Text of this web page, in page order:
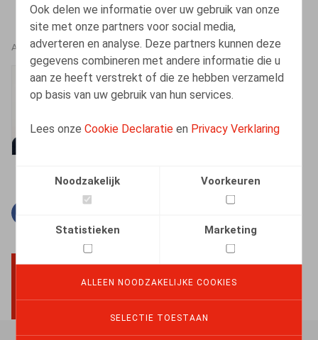
Ook delen we informatie over uw gebruik van onze
site met onze partners voor social media,
adverteren en analyse. Deze partners kunnen deze
gegevens combineren met andere informatie die u
aan ze heeft verstrekt of die ze hebben verzameld
op basis van uw gebruik van hun services.
Lees onzeCookie Declaratie en Privacy Verklaring
Noodzakelijk Voorkeuren
Statistieken Marketing
ALLEEN NOODZAKELIJKE COOKIES
SELECTIE TOESTAAN
AUTEURS
Kenny Decruyenaere
Vennoot